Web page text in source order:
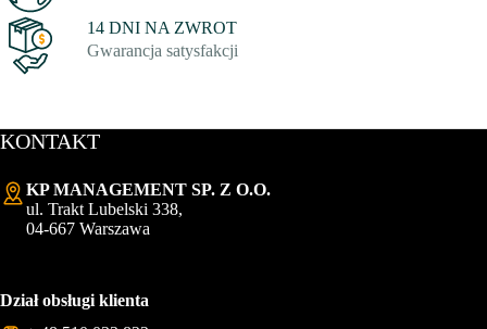
14 DNI NA ZWROT
Gwarancja satysfakcji
KONTAKT
KP MANAGEMENT SP. Z O.O.
ul. Trakt Lubelski 338,
04-667 Warszawa
Dział obsługi klienta